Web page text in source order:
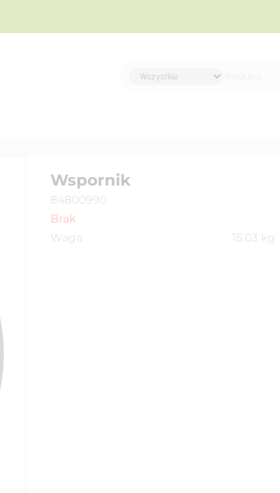
Wspornik
84800990
Brak
Waga
15.03 kg